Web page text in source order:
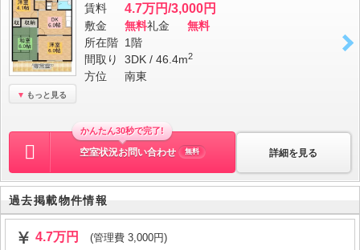
もっと見る
賃料 4.7万円/3,000円
敷金 無料礼金
無料
所在階 1階
間取り
3DK / 46.4m2
方位 南東
詳細を見る
かんたん30秒で完了!
空室状況お問い合わせ 無料
過去掲載物件情報
4.7万円
(管理費 3,000円)